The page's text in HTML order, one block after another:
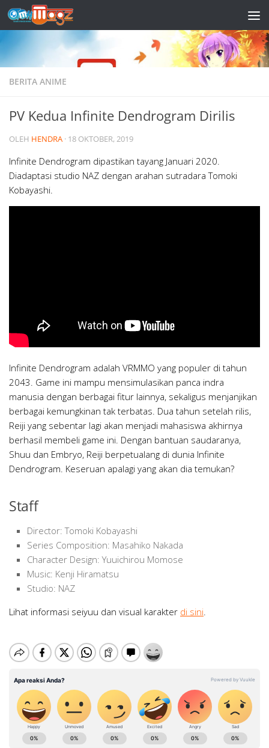
Skip to content
BERITA ANIME
PV Kedua Infinite Dendrogram Dirilis
OLEH HENDRA · 18 OKTOBER, 2019
Infinite Dendrogram dipastikan tayang Januari 2020.
Diadaptasi studio NAZ dengan arahan sutradara Tomoki
Kobayashi.
Infinite Dendrogram adalah VRMMO yang populer di tahun
2043. Game ini mampu mensimulasikan panca indra
manusia dengan berbagai fitur lainnya, sekaligus menjanjikan
berbagai kemungkinan tak terbatas. Dua tahun setelah rilis,
Reiji yang sebentar lagi akan menjadi mahasiswa akhirnya
berhasil membeli game ini. Dengan bantuan saudaranya,
Shuu dan Embryo, Reiji berpetualang di dunia Infinite
Dendrogram. Keseruan apalagi yang akan dia temukan?
Staff
Director: Tomoki Kobayashi
Series Composition: Masahiko Nakada
Character Design: Yuuichirou Momose
Music: Kenji Hiramatsu
Studio: NAZ
Lihat informasi seiyuu dan visual karakter di sini.